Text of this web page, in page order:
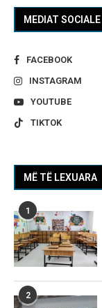
MEDIAT SOCIALE
FACEBOOK
INSTAGRAM
YOUTUBE
TIKTOK
MË TË LEXUARA
1
2